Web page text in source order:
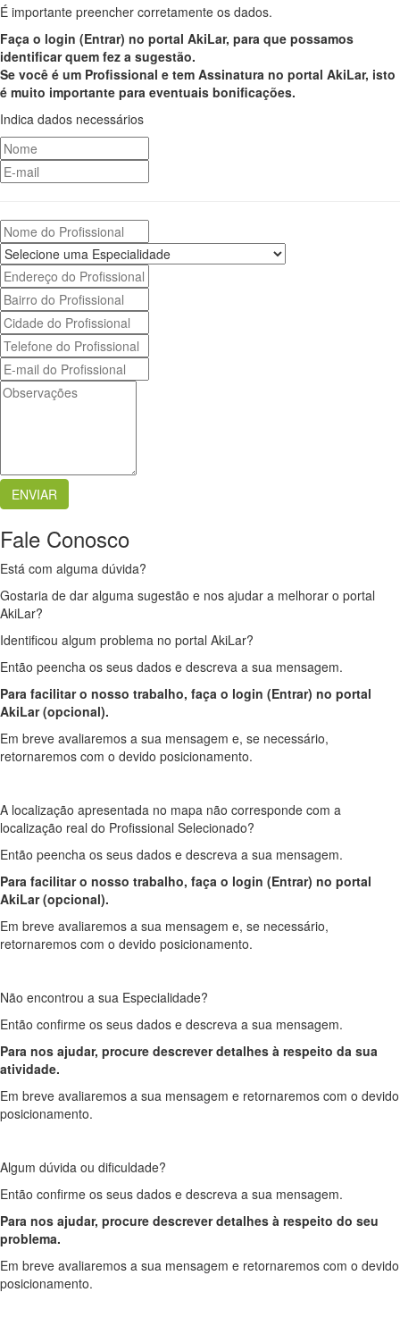
É importante preencher corretamente os dados.
Faça o login (Entrar) no portal AkiLar, para que possamos
identificar quem fez a sugestão.
Se você é um Profissional e tem Assinatura no portal AkiLar, isto
é muito importante para eventuais bonificações.
Indica dados necessários
Fale Conosco
Está com alguma dúvida?
Gostaria de dar alguma sugestão e nos ajudar a melhorar o portal
AkiLar?
Identificou algum problema no portal AkiLar?
Então peencha os seus dados e descreva a sua mensagem.
Para facilitar o nosso trabalho, faça o login (Entrar) no portal
AkiLar (opcional).
Em breve avaliaremos a sua mensagem e, se necessário,
retornaremos com o devido posicionamento.
A localização apresentada no mapa não corresponde com a
localização real do Profissional Selecionado?
Então peencha os seus dados e descreva a sua mensagem.
Para facilitar o nosso trabalho, faça o login (Entrar) no portal
AkiLar (opcional).
Em breve avaliaremos a sua mensagem e, se necessário,
retornaremos com o devido posicionamento.
Não encontrou a sua Especialidade?
Então confirme os seus dados e descreva a sua mensagem.
Para nos ajudar, procure descrever detalhes à respeito da sua
atividade.
Em breve avaliaremos a sua mensagem e retornaremos com o devido
posicionamento.
Algum dúvida ou dificuldade?
Então confirme os seus dados e descreva a sua mensagem.
Para nos ajudar, procure descrever detalhes à respeito do seu
problema.
Em breve avaliaremos a sua mensagem e retornaremos com o devido
posicionamento.